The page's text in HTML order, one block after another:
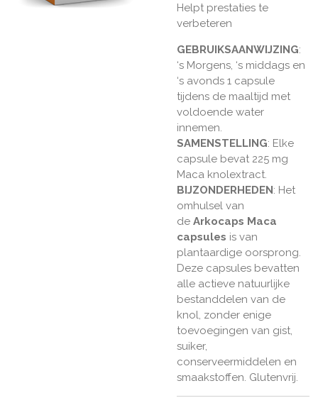
Helpt prestaties te
verbeteren
GEBRUIKSAANWIJZING:
‘s Morgens, ‘s middags en
‘s avonds 1 capsule
tijdens de maaltijd met
voldoende water
innemen.
SAMENSTELLING: Elke
capsule bevat 225 mg
Maca knolextract.
BIJZONDERHEDEN: Het
omhulsel van
de Arkocaps Maca
capsules is van
plantaardige oorsprong.
Deze capsules bevatten
alle actieve natuurlijke
bestanddelen van de
knol, zonder enige
toevoegingen van gist,
suiker,
conserveermiddelen en
smaakstoffen. Glutenvrij.